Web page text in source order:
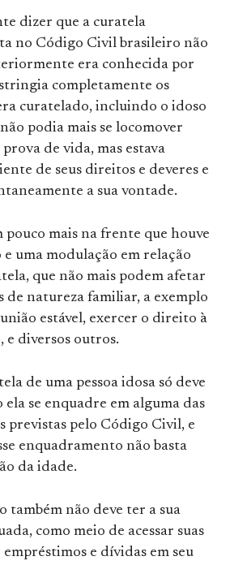
dizer que a curatela
no Código Civil brasileiro não
era conhecida por
completamente os
curatelado, incluindo o idoso
podia mais se locomover
de vida, mas estava
de seus direitos e deveres e
a sua vontade.
pouco mais na frente que houve
e uma modulação em relação
que não mais podem afetar
de natureza familiar, a exemplo
estável, exercer o direito à
e diversos outros.
de uma pessoa idosa só deve
ela se enquadre em alguma das
previstas pelo Código Civil, e
enquadramento não basta
da idade.
também não deve ter a sua
como meio de acessar suas
e dívidas em seu